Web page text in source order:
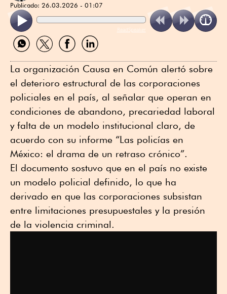
Publicado: 26.03.2026 - 01:07
ReadSpeaker
Compartir
por
Compartir
por
Compartir
por
Compartir
por
La organización Causa en Común alertó sobre
el deterioro estructural de las corporaciones
policiales en el país, al señalar que operan en
condiciones de abandono, precariedad laboral
y falta de un modelo institucional claro, de
acuerdo con su informe “Las policías en
México: el drama de un retraso crónico”.
El documento sostuvo que en el país no existe
un modelo policial definido, lo que ha
derivado en que las corporaciones subsistan
entre limitaciones presupuestales y la presión
de la violencia criminal.